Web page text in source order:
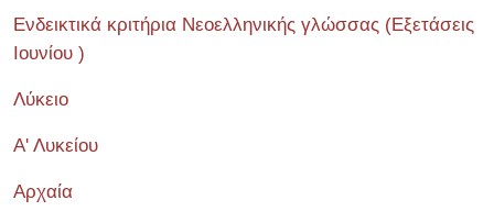
Ενδεικτικά κριτήρια Νεοελληνικής γλώσσας (Εξετάσεις
Ιουνίου )
Λύκειο
Α' Λυκείου
Αρχαία